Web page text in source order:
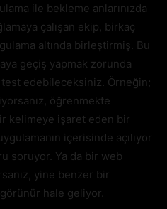
ile bekleme anlarınızda
çalışan ekip, birkaç
altında birleştirmiş. Bu
geçiş yapmak zorunda
edebileceksiniz. Örneğin;
öğrenmekte
kelimeye işaret eden bir
içerisinde açılıyor
soruyor. Ya da bir web
yine benzer bir
hale geliyor.